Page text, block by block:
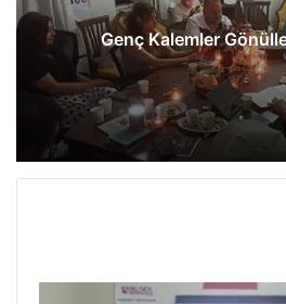
Genç Kalemler